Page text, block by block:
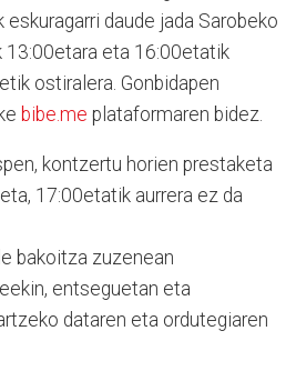
eskuragarri daude jada Sarobeko
13:00etara eta 16:00etatik
ostiralera. Gonbidapen
bibe.me plataformaren bidez.
kontzertu horien prestaketa
17:00etatik aurrera ez da
bakoitza zuzenean
entseguetan eta
dataren eta ordutegiaren